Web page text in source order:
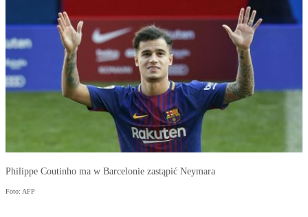
Philippe Coutinho ma w Barcelonie zastąpić Neymara
Foto: AFP